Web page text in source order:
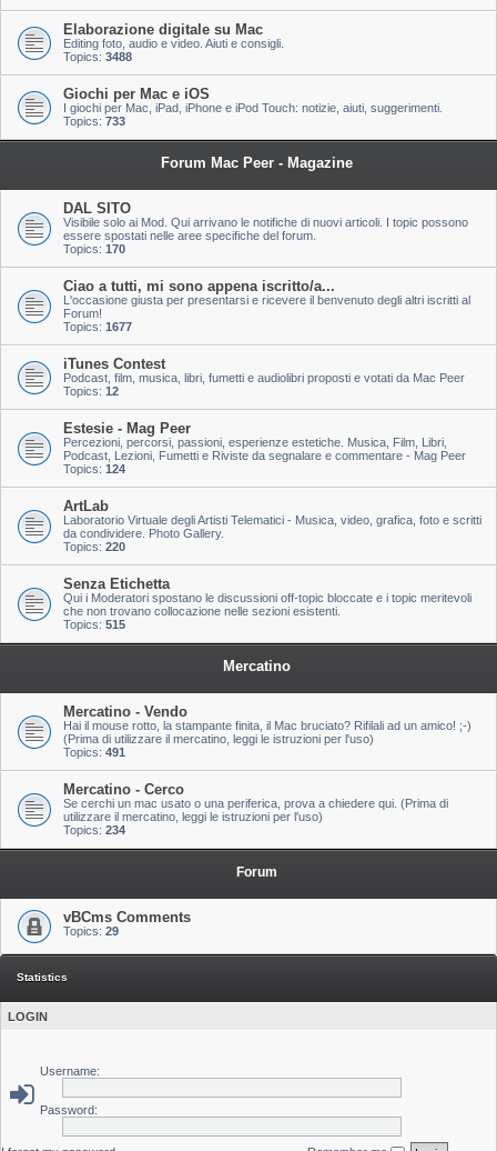
Elaborazione digitale su Mac
Editing foto, audio e video. Aiuti e consigli.
Topics: 3488
Giochi per Mac e iOS
I giochi per Mac, iPad, iPhone e iPod Touch: notizie, aiuti, suggerimenti.
Topics: 733
Forum Mac Peer - Magazine
DAL SITO
Visibile solo ai Mod. Qui arrivano le notifiche di nuovi articoli. I topic possono
essere spostati nelle aree specifiche del forum.
Topics: 170
Ciao a tutti, mi sono appena iscritto/a...
L'occasione giusta per presentarsi e ricevere il benvenuto degli altri iscritti al
Forum!
Topics: 1677
iTunes Contest
Podcast, film, musica, libri, fumetti e audiolibri proposti e votati da Mac Peer
Topics: 12
Estesie - Mag Peer
Percezioni, percorsi, passioni, esperienze estetiche. Musica, Film, Libri,
Podcast, Lezioni, Fumetti e Riviste da segnalare e commentare - Mag Peer
Topics: 124
ArtLab
Laboratorio Virtuale degli Artisti Telematici - Musica, video, grafica, foto e scritti
da condividere. Photo Gallery.
Topics: 220
Senza Etichetta
Qui i Moderatori spostano le discussioni off-topic bloccate e i topic meritevoli
che non trovano collocazione nelle sezioni esistenti.
Topics: 515
Mercatino
Mercatino - Vendo
Hai il mouse rotto, la stampante finita, il Mac bruciato? Rifilali ad un amico! ;-)
(Prima di utilizzare il mercatino, leggi le istruzioni per l'uso)
Topics: 491
Mercatino - Cerco
Se cerchi un mac usato o una periferica, prova a chiedere qui. (Prima di
utilizzare il mercatino, leggi le istruzioni per l'uso)
Topics: 234
Forum
vBCms Comments
Topics: 29
Statistics
LOGIN
Username:
Password: